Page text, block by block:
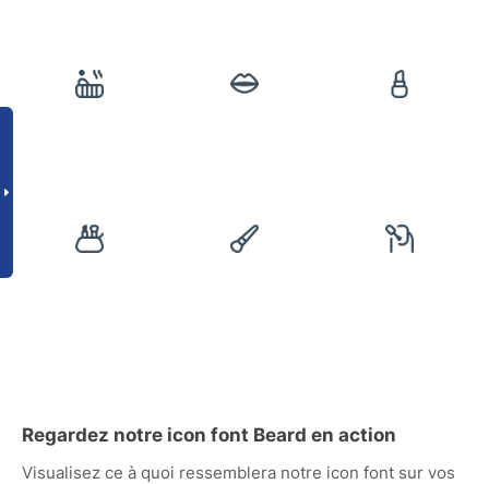
Regardez notre icon font Beard en action
Visualisez ce à quoi ressemblera notre icon font sur vos